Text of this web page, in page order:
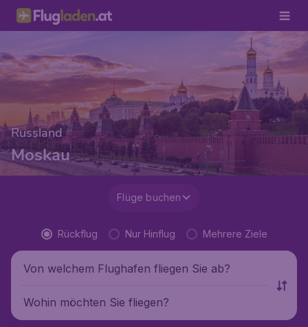
Russland
Moskau
Flüge buchen
Rückflug Nur Hinflug Mehrere Ziele
Von welchem Flughafen fliegen Sie ab?
Wohin möchten Sie fliegen?